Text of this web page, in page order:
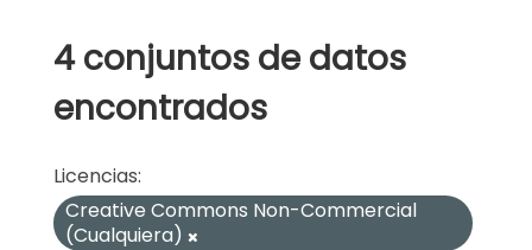
4 conjuntos de datos
encontrados
Licencias:
Creative Commons Non-Commercial
(Cualquiera)